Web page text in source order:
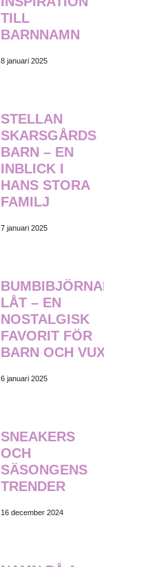
TILL
BARNNAMN
8 januari 2025
STELLAN
SKARSGÅRDS
BARN – EN
INBLICK I
HANS STORA
FAMILJ
7 januari 2025
BUMBIBJÖRNARNA
LÅT – EN
NOSTALGISK
FAVORIT FÖR
BARN OCH VUXNA
6 januari 2025
SNEAKERS
OCH
SÄSONGENS
TRENDER
16 december 2024